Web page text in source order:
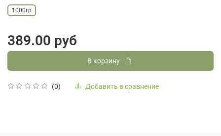
(0) Добавить в сравнение
1000гр
389.00 руб
В корзину